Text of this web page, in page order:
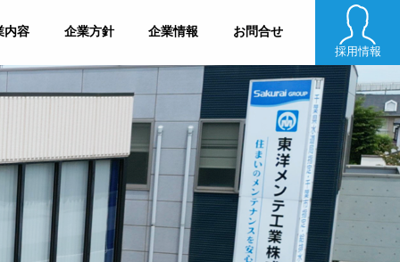
内容 企業方針 企業情報 お問合せ
採用情報